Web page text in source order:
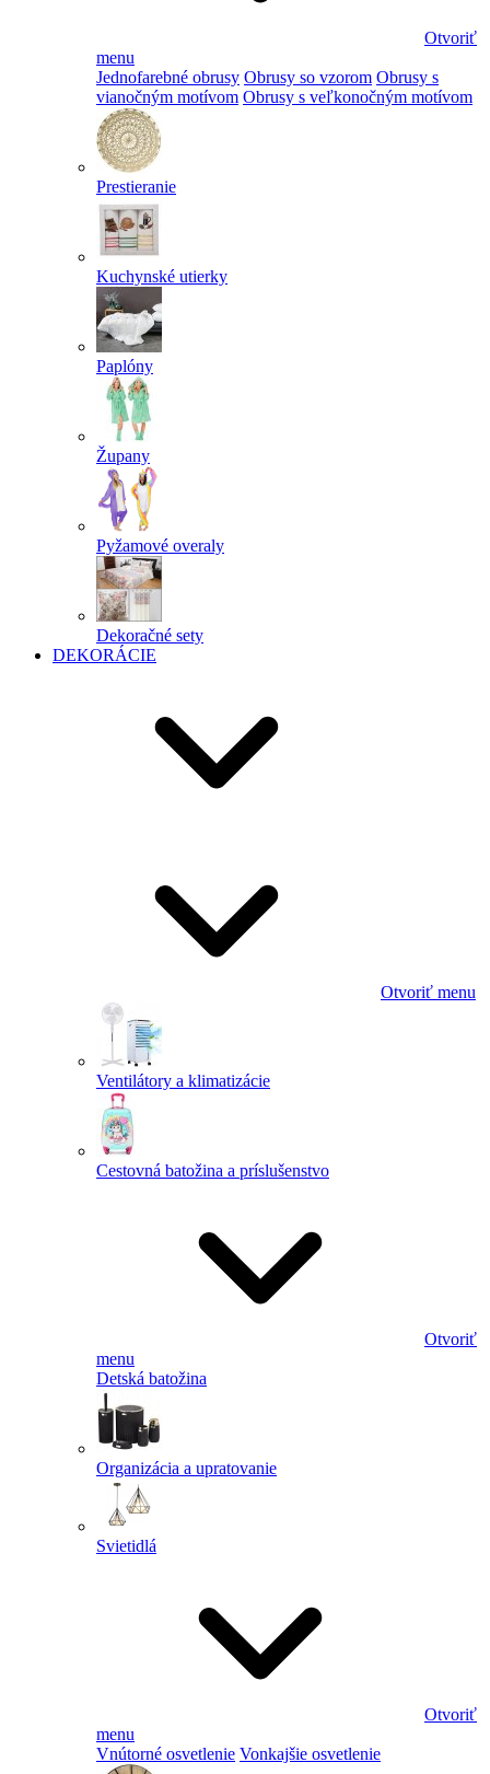
Otvoriť
menu
Jednofarebné obrusy Obrusy so vzorom Obrusy s
vianočným motívom Obrusy s veľkonočným motívom
Prestieranie
Kuchynské utierky
Paplóny
Župany
Pyžamové overaly
Dekoračné sety
DEKORÁCIE
Otvoriť menu
Ventilátory a klimatizácie
Cestovná batožina a príslušenstvo
Otvoriť
menu
Detská batožina
Organizácia a upratovanie
Svietidlá
Otvoriť
menu
Vnútorné osvetlenie Vonkajšie osvetlenie